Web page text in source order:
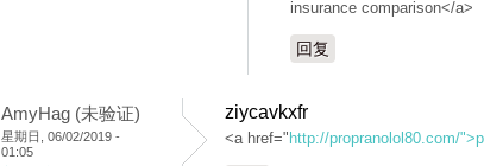
insurance comparison</a>
回复
AmyHag (未验证)
星期日, 06/02/2019 -
01:05
ziycavkxfr
<a href=" http://propranolol80.com/